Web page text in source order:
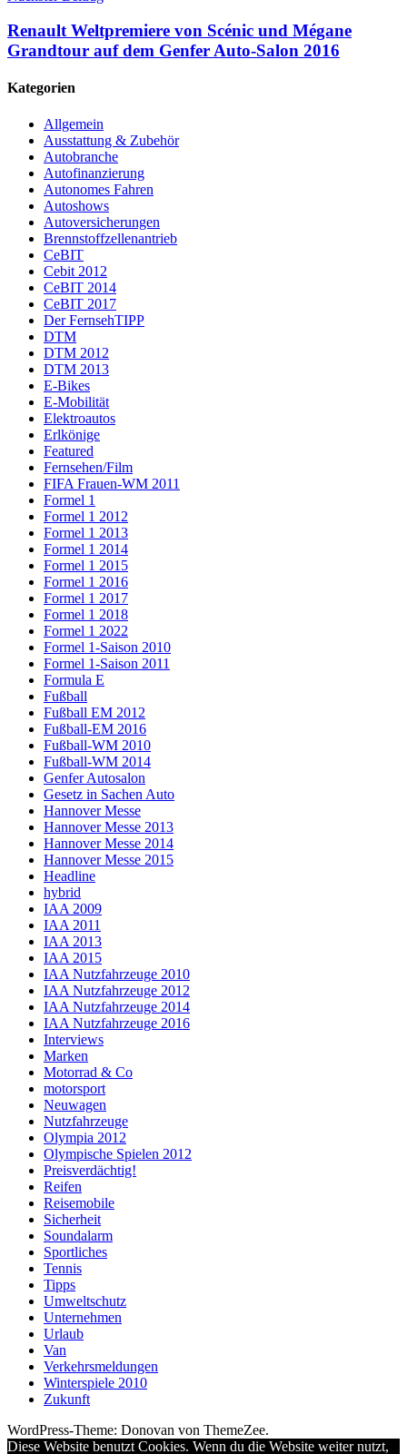
Renault Weltpremiere von Scénic und Mégane
Grandtour auf dem Genfer Auto-Salon 2016
Kategorien
Allgemein
Ausstattung & Zubehör
Autobranche
Autofinanzierung
Autonomes Fahren
Autoshows
Autoversicherungen
Brennstoffzellenantrieb
CeBIT
Cebit 2012
CeBIT 2014
CeBIT 2017
Der FernsehTIPP
DTM
DTM 2012
DTM 2013
E-Bikes
E-Mobilität
Elektroautos
Erlkönige
Featured
Fernsehen/Film
FIFA Frauen-WM 2011
Formel 1
Formel 1 2012
Formel 1 2013
Formel 1 2014
Formel 1 2015
Formel 1 2016
Formel 1 2017
Formel 1 2018
Formel 1 2022
Formel 1-Saison 2010
Formel 1-Saison 2011
Formula E
Fußball
Fußball EM 2012
Fußball-EM 2016
Fußball-WM 2010
Fußball-WM 2014
Genfer Autosalon
Gesetz in Sachen Auto
Hannover Messe
Hannover Messe 2013
Hannover Messe 2014
Hannover Messe 2015
Headline
hybrid
IAA 2009
IAA 2011
IAA 2013
IAA 2015
IAA Nutzfahrzeuge 2010
IAA Nutzfahrzeuge 2012
IAA Nutzfahrzeuge 2014
IAA Nutzfahrzeuge 2016
Interviews
Marken
Motorrad & Co
motorsport
Neuwagen
Nutzfahrzeuge
Olympia 2012
Olympische Spielen 2012
Preisverdächtig!
Reifen
Reisemobile
Sicherheit
Soundalarm
Sportliches
Tennis
Tipps
Umweltschutz
Unternehmen
Urlaub
Van
Verkehrsmeldungen
Winterspiele 2010
Zukunft
WordPress-Theme: Donovan von ThemeZee.
Diese Website benutzt Cookies. Wenn du die Website weiter nutzt,